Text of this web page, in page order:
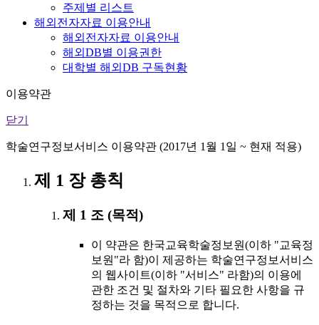
주제별 리스트
해외전자자료 이용안내
해외전자자료 이용안내
해외DB별 이용권한
대학별 해외DB 구독현황
이용약관
닫기
학술연구정보서비스 이용약관 (2017년 1월 1일 ~ 현재 적용)
제 1 장 총칙
제 1 조 (목적)
이 약관은 한국교육학술정보원(이하 "교육정
보원"라 함)이 제공하는 학술연구정보서비스
의 웹사이트(이하 "서비스" 라함)의 이용에
관한 조건 및 절차와 기타 필요한 사항을 규
정하는 것을 목적으로 합니다.